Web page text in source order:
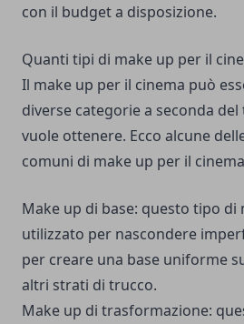
con il budget a disposizione.
Quanti tipi di make up per il
Il make up per il cinema può
diverse categorie a seconda
vuole ottenere. Ecco alcune
comuni di make up per il
Make up di base: questo tipo di
utilizzato per nascondere
per creare una base uniforme
altri strati di trucco.
Make up di trasformazione: